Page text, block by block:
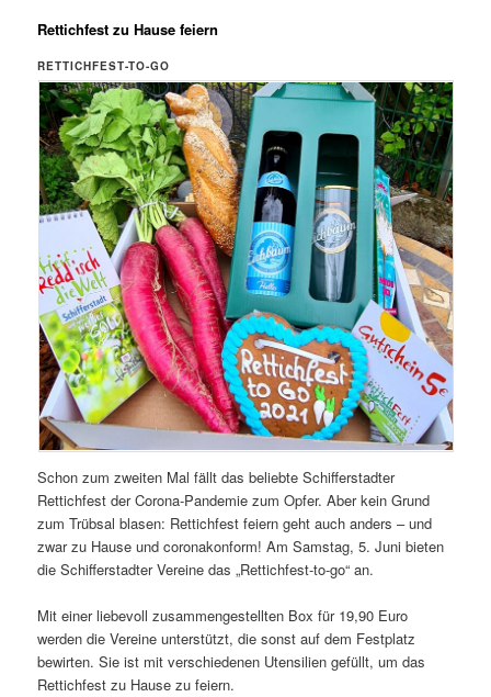
Rettichfest zu Hause feiern
RETTICHFEST-TO-GO
Schon zum zweiten Mal fällt das beliebte Schifferstadter
Rettichfest der Corona-Pandemie zum Opfer. Aber kein Grund
zum Trübsal blasen: Rettichfest feiern geht auch anders – und
zwar zu Hause und coronakonform! Am Samstag, 5. Juni bieten
die Schifferstadter Vereine das „Rettichfest-to-go“ an.
Mit einer liebevoll zusammengestellten Box für 19,90 Euro
werden die Vereine unterstützt, die sonst auf dem Festplatz
bewirten. Sie ist mit verschiedenen Utensilien gefüllt, um das
Rettichfest zu Hause zu feiern.